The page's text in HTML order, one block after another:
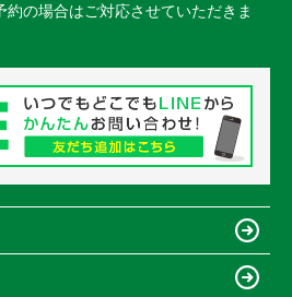
約の場合はご対応させていただきま